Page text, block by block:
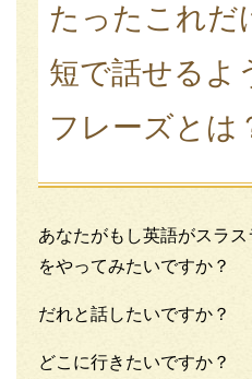
たったこれだ
短で話せるよ
フレーズとは
あなたがもし英語がスラ
をやってみたいですか？
だれと話したいですか？
どこに行きたいですか？